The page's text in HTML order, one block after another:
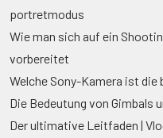
portretmodus
Wie man sich auf ein
vorbereitet
Welche Sony-Kamera ist die
Die Bedeutung von Gimbals
Der ultimative Leitfaden |